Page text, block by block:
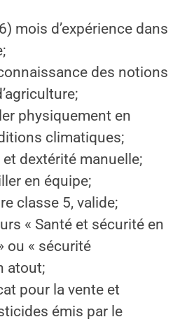
mois d’expérience dans
des notions
physiquement en
climatiques;
dextérité manuelle;
en équipe;
classe 5, valide;
« Santé et sécurité en
ou « sécurité
atout;
pour la vente et
émis par le